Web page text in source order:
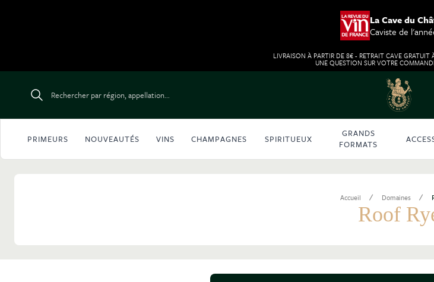
La Cave du
Caviste de
LIVRAISON À PARTIR DE 8€ - RETRAIT CAVE GRATUIT
UNE QUESTION SUR VOTRE
Rechercher par région, appellation...
PRIMEURS NOUVEAUTÉS VINS CHAMPAGNES SPIRITUEUX
GRANDS
FORMATS
Accueil / Domaines /
Roof